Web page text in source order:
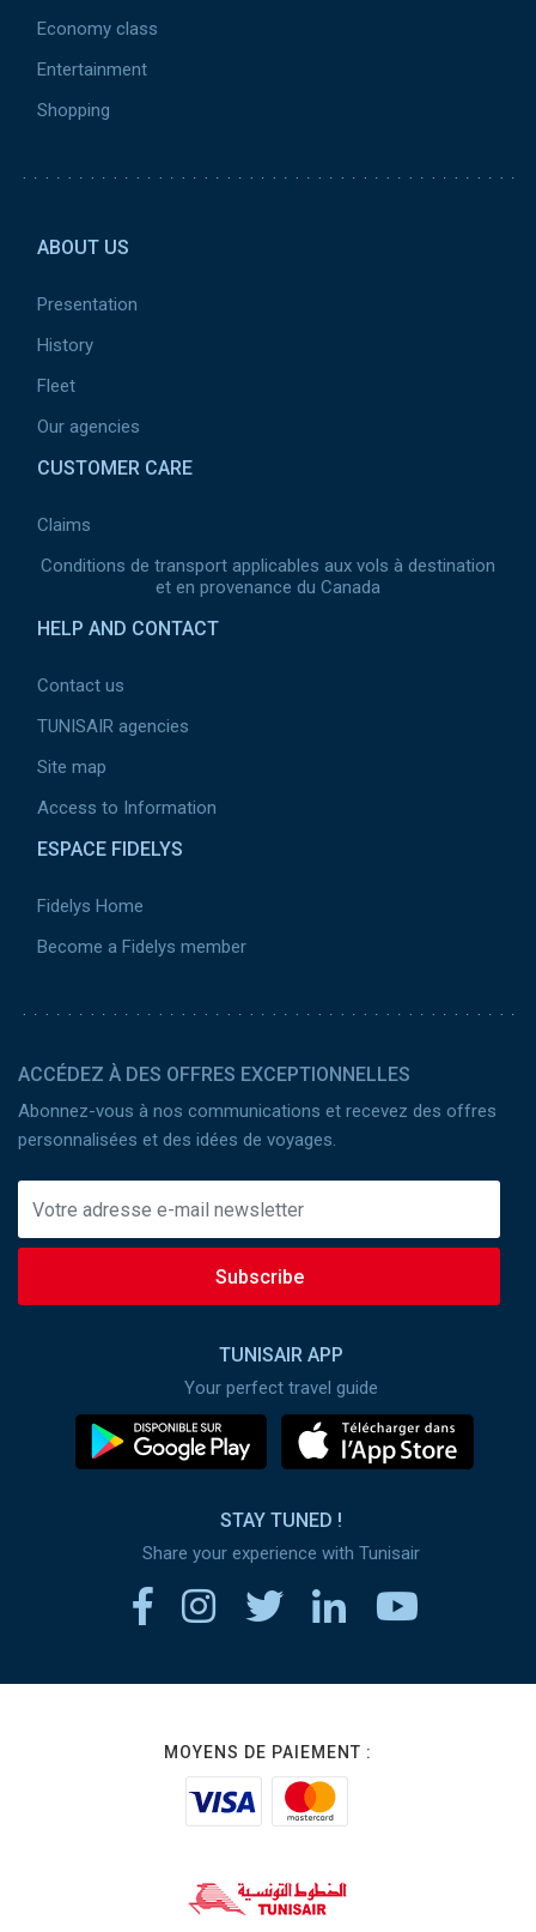
Economy class
Entertainment
Shopping
ABOUT US
Presentation
History
Fleet
Our agencies
CUSTOMER CARE
Claims
Conditions de transport applicables aux vols à destination
et en provenance du Canada
HELP AND CONTACT
Contact us
TUNISAIR agencies
Site map
Access to Information
ESPACE FIDELYS
Fidelys Home
Become a Fidelys member
ACCÉDEZ À DES OFFRES EXCEPTIONNELLES
Abonnez-vous à nos communications et recevez des offres
personnalisées et des idées de voyages.
Subscribe
TUNISAIR APP
Your perfect travel guide
STAY TUNED !
Share your experience with Tunisair
MOYENS DE PAIEMENT :